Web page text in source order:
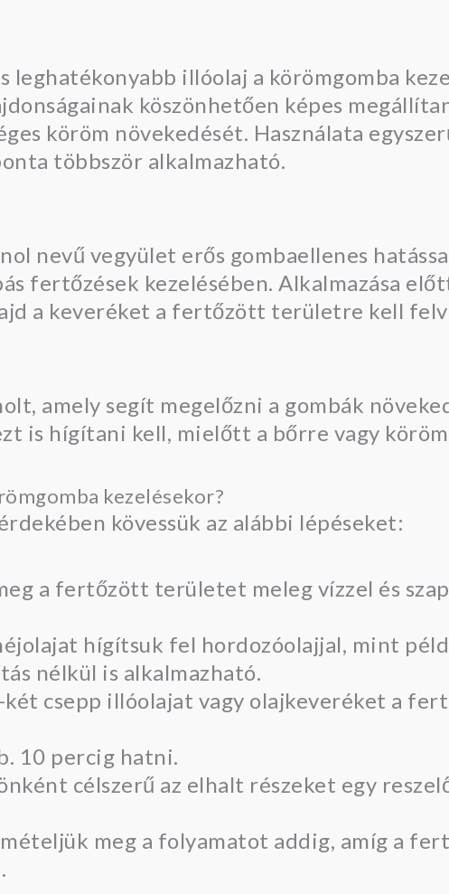
leghatékonyabb illóolaj a körömgomba
köszönhetően képes
köröm növekedését. Használata
többször alkalmazható.
nevű vegyület erős gombaellenes
fertőzések kezelésében. Alkalmazása
a keveréket a fertőzött területre kell
amely segít megelőzni a gombák
is hígítani kell, mielőtt a bőrre vagy
kezelésekor?
kövessük az alábbi lépéseket:
a fertőzött területet meleg vízzel és
hígítsuk fel hordozóolajjal, mint
nélkül is alkalmazható.
csepp illóolajat vagy olajkeveréket a
10 percig hatni.
célszerű az elhalt részeket egy
meg a folyamatot addig, amíg a